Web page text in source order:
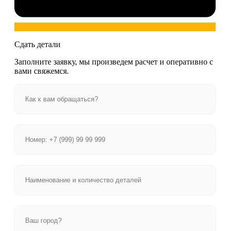
Сдать детали
Заполните заявку, мы произведем расчет и оперативно с
вами свяжемся.